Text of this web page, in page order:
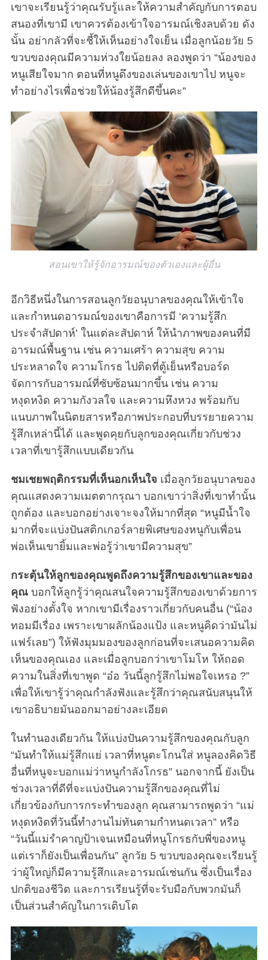
เขาจะเรียนรู้ว่าคุณรับรู้และให้ความสำคัญกับการตอบ
สนองที่เขามี เขาควรต้องเข้าใจอารมณ์เชิงลบด้วย ดัง
นั้น อย่ากลัวที่จะชี้ให้เห็นอย่างใจเย็น เมื่อลูกน้อยวัย 5
ขวบของคุณมีความห่วงใยน้อยลง ลองพูดว่า “น้องของ
หนูเสียใจมาก ตอนที่หนูดึงของเล่นของเขาไป หนูจะ
ทำอย่างไรเพื่อช่วยให้น้องรู้สึกดีขึ้นคะ”
สอนเขาให้รู้จักอารมณ์ของตัวเองและผู้อื่น
อีกวิธีหนึ่งในการสอนลูกวัยอนุบาลของคุณให้เข้าใจ
และกำหนดอารมณ์ของเขาคือการมี ‘ความรู้สึก
ประจำสัปดาห์’ ในแต่ละสัปดาห์ ให้นำภาพของคนที่มี
อารมณ์พื้นฐาน เช่น ความเศร้า ความสุข ความ
ประหลาดใจ ความโกรธ ไปติดที่ตู้เย็นหรือบอร์ด
จัดการกับอารมณ์ที่ซับซ้อนมากขึ้น เช่น ความ
หงุดหงิด ความกังวลใจ และความหึงหวง พร้อมกับ
แนบภาพในนิตยสารหรือภาพประกอบที่บรรยายความ
รู้สึกเหล่านี้ได้ และพูดคุยกับลูกของคุณเกี่ยวกับช่วง
เวลาที่เขารู้สึกแบบเดียวกัน
ชมเชยพฤติกรรมที่เห็นอกเห็นใจ เมื่อลูกวัยอนุบาลของ
คุณแสดงความเมตตากรุณา บอกเขาว่าสิ่งที่เขาทำนั้น
ถูกต้อง และบอกอย่างเจาะจงให้มากที่สุด “หนูมีน้ำใจ
มากที่จะแบ่งปันสติกเกอร์ลายพิเศษของหนูกับเพื่อน
พ่อเห็นเขายิ้มและพ่อรู้ว่าเขามีความสุข”
กระตุ้นให้ลูกของคุณพูดถึงความรู้สึกของเขาและของ
คุณบอกให้ลูกรู้ว่าคุณสนใจความรู้สึกของเขาด้วยการ
ฟังอย่างตั้งใจ หากเขามีเรื่องราวเกี่ยวกับคนอื่น (“น้อง
ทอมมีเรื่อง เพราะเขาผลักน้องแป้ง และหนูคิดว่ามันไม่
แฟร์เลย”) ให้ฟังมุมมองของลูกก่อนที่จะเสนอความคิด
เห็นของคุณเอง และเมื่อลูกบอกว่าเขาโมโห ให้ถอด
ความในสิ่งที่เขาพูด “อ๋อ วันนี้ลูกรู้สึกไม่พอใจเหรอ ?”
เพื่อให้เขารู้ว่าคุณกำลังฟังและรู้สึกว่าคุณสนับสนุนให้
เขาอธิบายมันออกมาอย่างละเอียด
ในทำนองเดียวกัน ให้แบ่งปันความรู้สึกของคุณกับลูก
“มันทำให้แม่รู้สึกแย่ เวลาที่หนูตะโกนใส่ หนูลองคิดวิธี
อื่นที่หนูจะบอกแม่ว่าหนูกำลังโกรธ” นอกจากนี้ ยังเป็น
ช่วงเวลาที่ดีที่จะแบ่งปันความรู้สึกของคุณที่ไม่
เกี่ยวข้องกับการกระทำของลูก คุณสามารถพูดว่า “แม่
หงุดหงิดที่วันนี้ทำงานไม่ทันตามกำหนดเวลา” หรือ
“วันนี้แม่รำคาญป้าเจนเหมือนที่หนูโกรธกับพี่ของหนู
แต่เราก็ยังเป็นเพื่อนกัน” ลูกวัย 5 ขวบของคุณจะเรียนรู้
ว่าผู้ใหญ่ก็มีความรู้สึกและอารมณ์เช่นกัน ซึ่งเป็นเรื่อง
ปกติของชีวิต และการเรียนรู้ที่จะรับมือกับพวกมันก็
เป็นส่วนสำคัญในการเติบโต